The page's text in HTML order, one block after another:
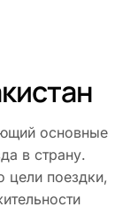
основные
в страну.
поездки,